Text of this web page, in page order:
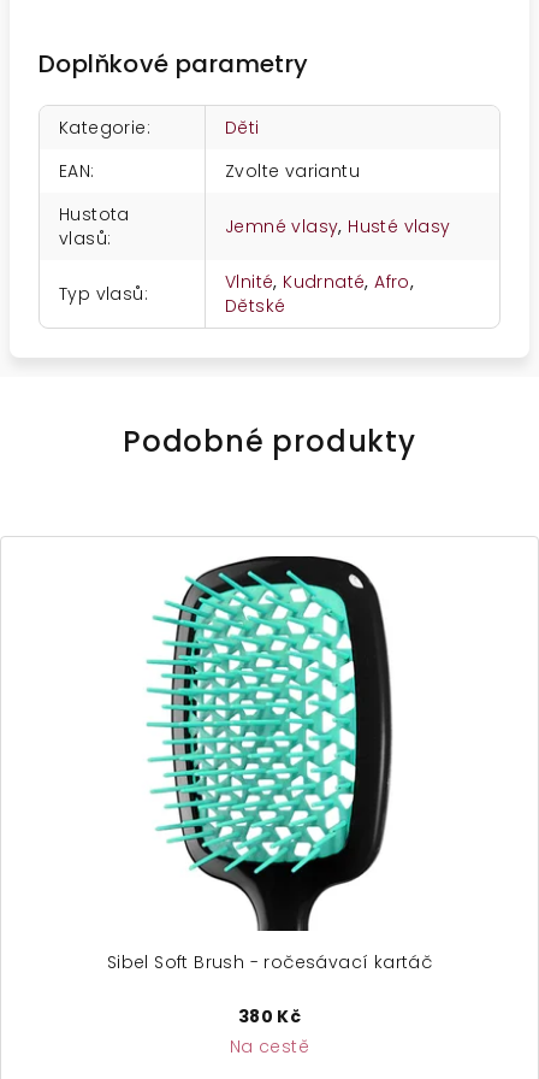
Doplňkové parametry
Kategorie:
Děti
EAN:
Zvolte variantu
Hustota
vlasů: Jemné vlasy, Husté vlasy
Typ vlasů: Vlnité, Kudrnaté,Afro,
Dětské
Podobné produkty
Sibel Soft Brush - ročesávací kartáč
380 Kč
Na cestě